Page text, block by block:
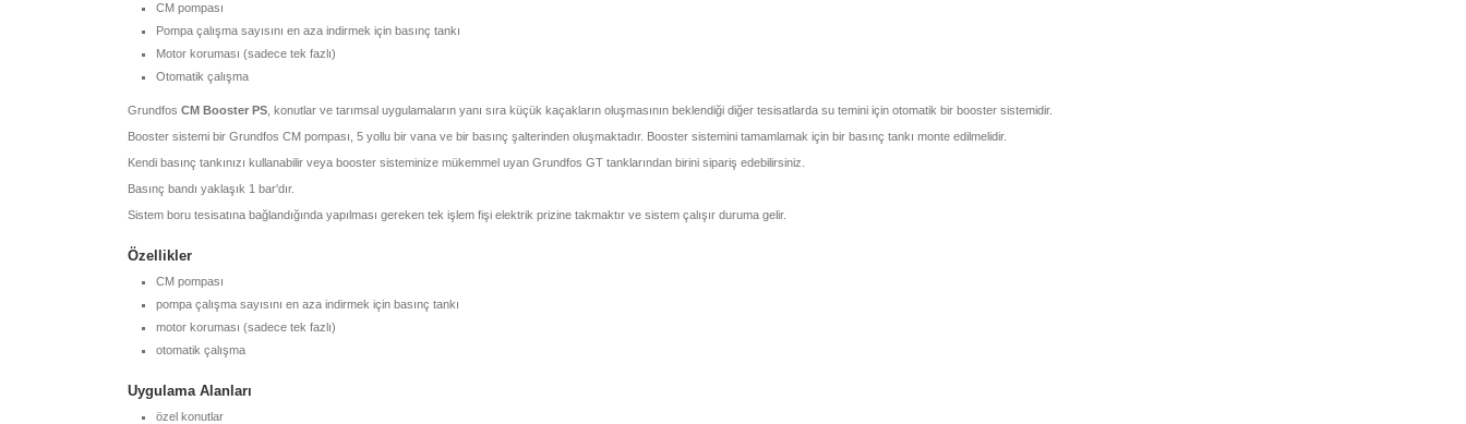
CM pompası
Pompa çalışma sayısını en aza indirmek için basınç tankı
Motor koruması (sadece tek fazlı)
Otomatik çalışma
Grundfos CM Booster PS , konutlar ve tarımsal uygulamaların yanı sıra küçük kaçakların oluşmasının beklendiği diğer tesisatlarda su temini için otomatik bir booster sistemidir.
Booster sistemi bir Grundfos CM pompası, 5 yollu bir vana ve bir basınç şalterinden oluşmaktadır. Booster sistemini tamamlamak için bir basınç tankı monte edilmelidir.
Kendi basınç tankınızı kullanabilir veya booster sisteminize mükemmel uyan Grundfos GT tanklarından birini sipariş edebilirsiniz.
Basınç bandı yaklaşık 1 bar'dır.
Sistem boru tesisatına bağlandığında yapılması gereken tek işlem fişi elektrik prizine takmaktır ve sistem çalışır duruma gelir.
Özellikler
CM pompası
pompa çalışma sayısını en aza indirmek için basınç tankı
motor koruması (sadece tek fazlı)
otomatik çalışma
Uygulama Alanları
özel konutlar